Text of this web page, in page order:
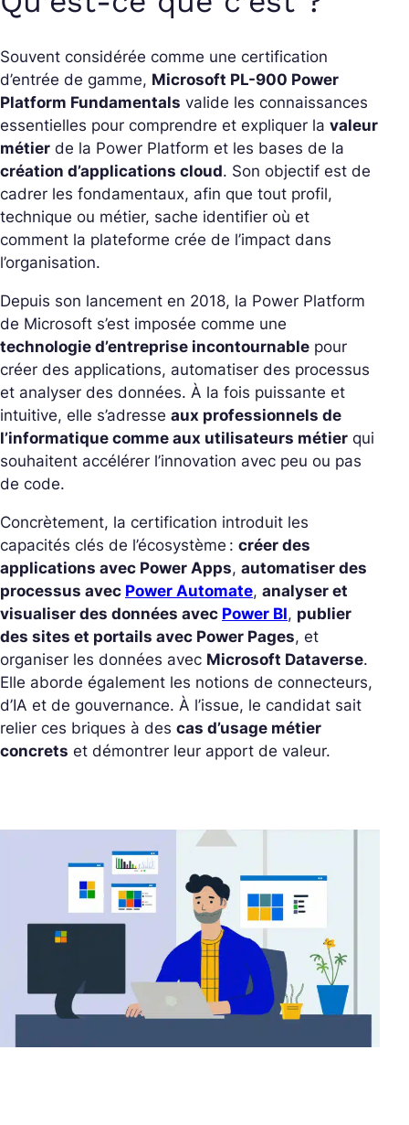
Souvent considérée comme une certification
d’entrée de gamme, Microsoft PL-900 Power
Platform Fundamentals valide les connaissances
essentielles pour comprendre et expliquer la valeur
métier de la Power Platform et les bases de la
création d’applications cloud. Son objectif est de
cadrer les fondamentaux, afin que tout profil,
technique ou métier, sache identifier où et
comment la plateforme crée de l’impact dans
l’organisation.
Depuis son lancement en 2018, la Power Platform
de Microsoft s’est imposée comme une
technologie d’entreprise incontournable pour
créer des applications, automatiser des processus
et analyser des données. À la fois puissante et
intuitive, elle s’adresse aux professionnels de
l’informatique comme aux utilisateurs métier qui
souhaitent accélérer l’innovation avec peu ou pas
de code.
Concrètement, la certification introduit les
capacités clés de l’écosystème : créer des
applications avec Power Apps, automatiser des
processus avec Power Automate, analyser et
visualiser des données avec Power BI, publier
des sites et portails avec Power Pages, et
organiser les données avec Microsoft Dataverse.
Elle aborde également les notions de connecteurs,
d’IA et de gouvernance. À l’issue, le candidat sait
relier ces briques à des cas d’usage métier
concrets et démontrer leur apport de valeur.